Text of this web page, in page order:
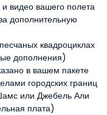
видео вашего полета
дополнительную
квадроциклах
дополнения)
в вашем пакете
городских границ
или Джебель Али
плата)